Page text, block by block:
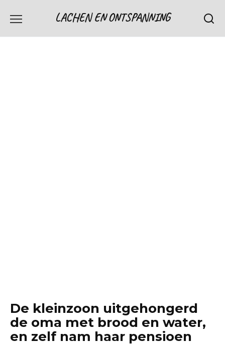
LACHEN EN ONTSPANNING
De kleinzoon uitgehongerd
de oma met brood en water,
en zelf nam haar pensioen